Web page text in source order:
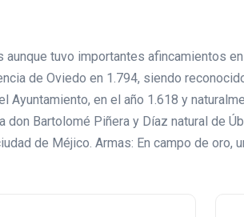
tuvo importantes afincamientos
de Oviedo en 1.794, siendo
Ayuntamiento, en el año 1.618 y
Bartolomé Piñera y Díaz natural de
de Méjico. Armas: En campo de oro,